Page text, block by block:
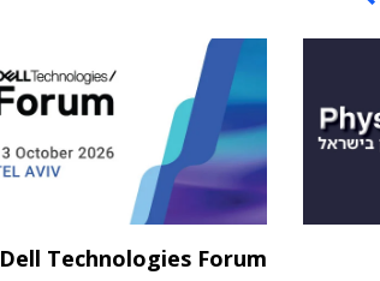
Dell Technologies Forum